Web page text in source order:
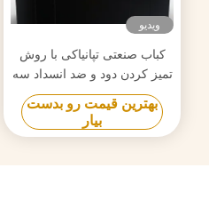
ویدیو
کباب صنعتی تپانیاکی با روش
تمیز کردن دود و ضد انسداد سه
گانه
بهترین قیمت رو بدست
بیار